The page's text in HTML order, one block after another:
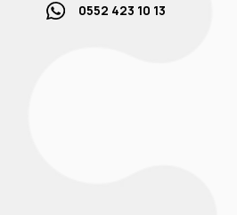
0552 423 10 13